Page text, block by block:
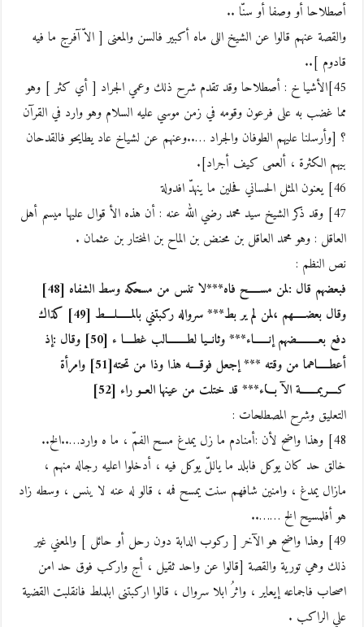
أصطلاحا أو وصفا أو سنّا ..
والقصة عنهم قالوا عن الشيخ اللى ماه أكبير فالسن والمعنى [ الاّ آفرج ما فيه
قادوم ]..
45]الأشيا خ : أصطلاحا وقد تقدم شرح ذلك وعمي الجراد [ أي كثر ] وهو
مما غضب به على فرعون وقومه في زمن موسي عليه السلام وهو وارد في القرآن
؟ [وأرسلنا عليهم الطوفان والجراد …..وعنهم عن لشياخ عاد يطايحو فالقدحان
بيهم الكثرة ، ألعمى كيف أجراد].
46] يعنون المثل الحساني فحلين ما ينهدّ افدولة
47] وقد ذكر الشيخ سيد محمد رضي الله عنه : أن هذه الأ قوال عليها ميسم أهل
العاقل : وهو محمد العاقل بن محنض بن الماح بن المختار بن عثمان .
نص النظم :
فبعضهم قال :لمن مســـــح فاه***لا تنس من مسحكه وسط الشفاه [48]
وقال بعضـــــهم ،لمن لم ير بط*** سرواله ركبتني بالمــــــلــــط [49] كذاك
دفع بعـــــــــضهم إنــــــاء*** وثانــيا لطــــــــالب غطــــا ء [50] وقال :إذ
أعطـــــاهما من وقته *** إجعل فوقــــه هذا وذا من تحته[51] وامرأة
كــــريمـــــــة الآ بـــاء*** قد ختلت من عينها العــو راء [52]
التعليق وشرح المصطلحات :
48] وهذا واضح لأن :أمنادم ما زل يمدغ مسح الفمّ ، ما ه وارد…..الخ..
خالق حد كان يوكل فابلد ما ياللّ يوكل فيه ، أدخلوا اعليه رجاله منهم ،
مازال يمدغ ، وامنين شافهم سنت يمسح فمه ، قالو له عنه لا ينس ، وسطه زاد
هو أفلمسيح الخ ……..
49] وهذا واضح هو الآخر [ ركوب الدابة دون رحل أو حائل ] والمعني غير
ذلك وهي تورية والقصة [قالوا عن واحد ثقيل ، أج واركب فوق حد امن
اصحاب فاجماعه إيعاير ، واثرُ ابلا سروال ، قالوا اركبتنى ابلملط فانقلبت القضية
علي الراكب .